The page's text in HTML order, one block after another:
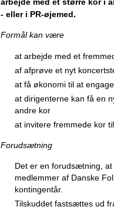
- eller i PR-øjemed.
Formål kan være
at arbejde med et
af afprøve et nyt
at få økonomi til at
at dirigenterne kan få en
andre kor
at invitere fremmede kor
Forudsætning
Det er en forudsætning,
medlemmer af Danske
kontingentår.
Tilskuddet fastsættes ud